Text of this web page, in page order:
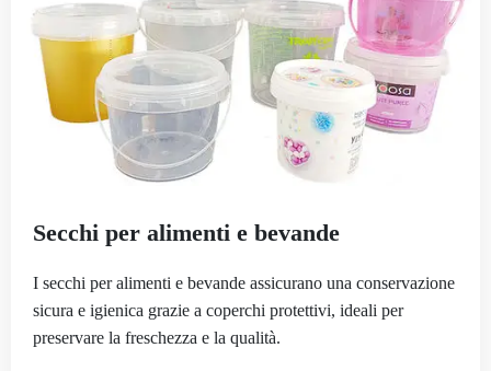
Secchi per alimenti e bevande
I secchi per alimenti e bevande assicurano una conservazione
sicura e igienica grazie a coperchi protettivi, ideali per
preservare la freschezza e la qualità.